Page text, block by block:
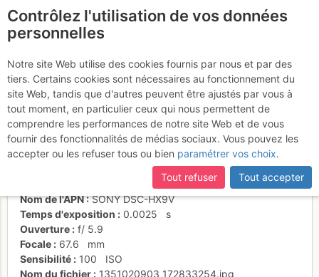
certaines pages ne sont plus accessibles, manquantes ou
incomplètes, déconnectez-vous puis reconnectez-vous à votre
compte sur le site.
Méditation
Activités
Date/heure
21 oct. 2012 12:01
Contributeur
Patrick Perrin
individuel (CC by-nc-nd)
Nom de l'APN
SONY DSC-HX9V
Temps d'exposition
0.0025
s
Ouverture
f/ 5.9
Focale
67.6
mm
Sensibilité
100
ISO
Nom du fichier
1351020903_172833254.jpg
Contrôlez l'utilisation de vos données
personnelles
Notre site Web utilise des cookies fournis par nous et par des
tiers. Certains cookies sont nécessaires au fonctionnement du
site Web, tandis que d'autres peuvent être ajustés par vous à
tout moment, en particulier ceux qui nous permettent de
comprendre les performances de notre site Web et de vous
fournir des fonctionnalités de médias sociaux. Vous pouvez les
accepter ou les refuser tous ou bien paramétrer vos choix.
Tout refuser
Tout accepter